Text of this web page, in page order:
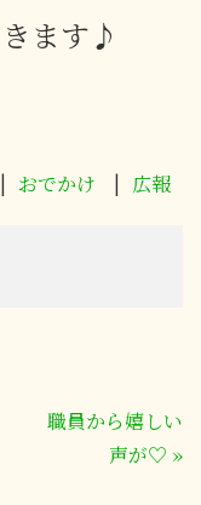
ます♪
おでかけ 広報
職員から嬉しい
声が♡ »